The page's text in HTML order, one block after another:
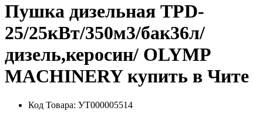
Пушка дизельная TPD-
25/25кВт/350м3/бак36л/
дизель,керосин/ OLYMP
MACHINERY купить в Чите
Код Товара: УТ000005514